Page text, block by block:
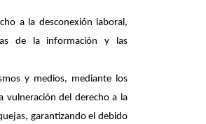
a la desconexión laboral,
de la información y las
y medios, mediante los
vulneración del derecho a la
garantizando el debido